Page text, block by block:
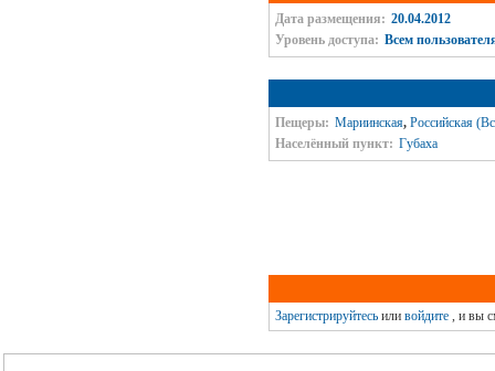
Дата размещения: 20.04.2012
Уровень доступа: Всем
Пещеры: Мариинская, Российская
Населённый пункт: Губаха
Зарегистрируйтесьили войдите, и вы